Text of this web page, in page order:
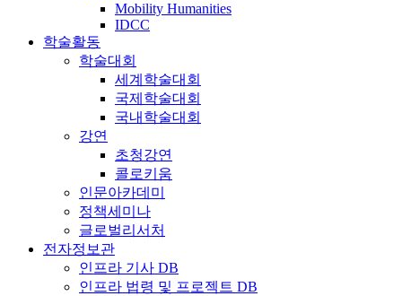
Mobility Humanities
IDCC
학술활동
학술대회
세계학술대회
국제학술대회
국내학술대회
강연
초청강연
콜로키움
인문아카데미
정책세미나
글로벌리서처
전자정보관
인프라 기사 DB
인프라 법령 및 프로젝트 DB